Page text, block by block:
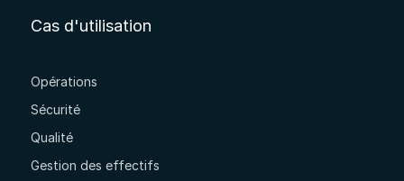
Cas d'utilisation
Opérations
Sécurité
Qualité
Gestion des effectifs